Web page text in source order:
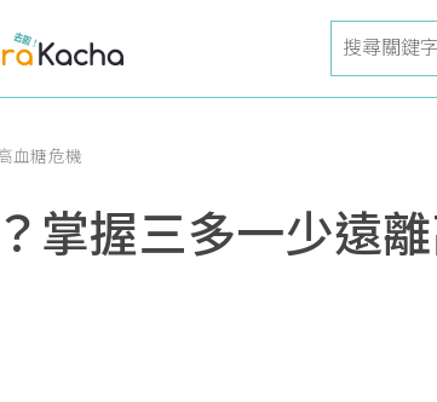
血糖危機
掌握三多一少遠